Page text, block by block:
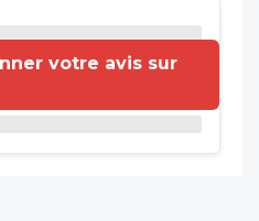
votre avis sur